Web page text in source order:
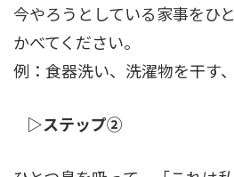
今やろうとしている家事をひ
かべてください。
例：食器洗い、洗濯物を干す、
▷ステップ②